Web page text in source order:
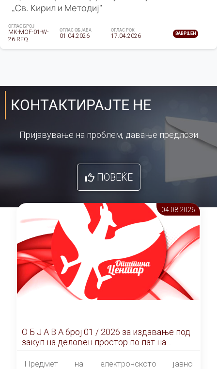
„Св. Кирил и Методиј"
ОГЛАС БРОЈ
MK-MOF-01-W-
26-RFQ.
ОГЛАС ОБЈАВА
01.04.2026
ОГЛАС РОК
17.04.2026 ЗАВРШЕН
КОНТАКТИРАЈТЕ НЕ
Пријавување на проблем, давање предлози
ПОВЕЌЕ
04.08 2026
О Б Ј А В А брoj 01 / 2026 за издавање под
закуп на деловен простор по пат на
ЕЛЕКТРОНСКО ЈАВНО НАДДАВАЊЕ
Предмет на електронското јавно